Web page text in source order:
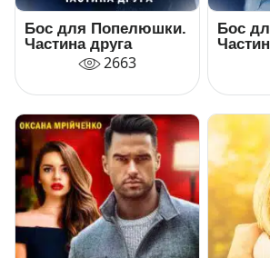
Бос для Попелюшки.
Частина друга
2663
Бос